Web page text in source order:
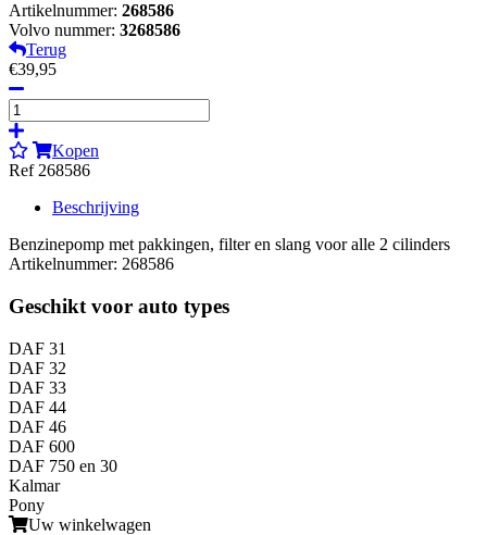
Artikelnummer: 268586
Volvo nummer: 3268586
Terug
€39,95
Kopen
Ref 268586
Beschrijving
Benzinepomp met pakkingen, filter en slang voor alle 2 cilinders
Artikelnummer: 268586
Geschikt voor auto types
DAF 31
DAF 32
DAF 33
DAF 44
DAF 46
DAF 600
DAF 750 en 30
Kalmar
Pony
Uw winkelwagen